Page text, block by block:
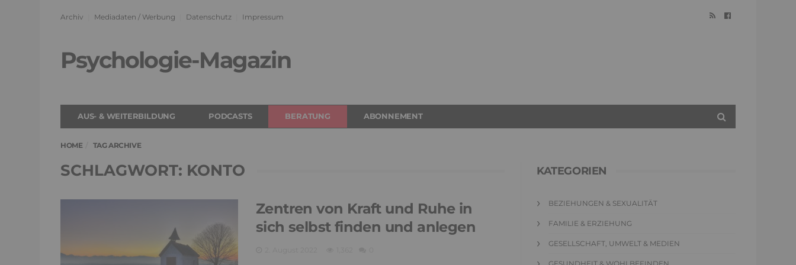
Archiv Mediadaten / Werbung Datenschutz Impressum
Psychologie-Magazin
AUS- & WEITERBILDUNG PODCASTS BERATUNG ABONNEMENT
HOME TAG ARCHIVE
SCHLAGWORT: KONTO
Zentren von Kraft und Ruhe in
sich selbst finden und anlegen
KATEGORIEN
BEZIEHUNGEN & SEXUALITÄT
FAMILIE & ERZIEHUNG
GESELLSCHAFT, UMWELT & MEDIEN